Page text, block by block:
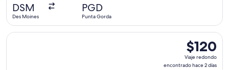
DSM
Des Moines
PGD
Punta Gorda
$120
Viaje
redondo,
$120
Viaje redondo
encontrado hace 2 días
Seleccionar vuelo de Allegiant Air, con salida el jue, 27